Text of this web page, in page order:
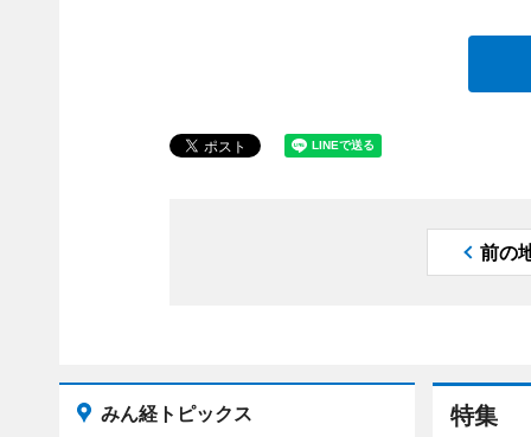
前の
特集
みん経トピックス